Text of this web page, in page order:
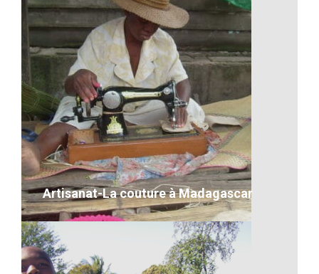
Un coucher de soleil malgache
VOIR LE DÉTAIL
Artisanat-La couture à Madagascar